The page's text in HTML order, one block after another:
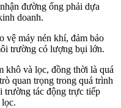
đường ống phải dựa
doanh.
vệ máy nén khí, đảm bảo
trường có lượng bụi lớn.
khô và lọc, đồng thời là quá
quan trọng trong quá trình
trường tác động trực tiếp